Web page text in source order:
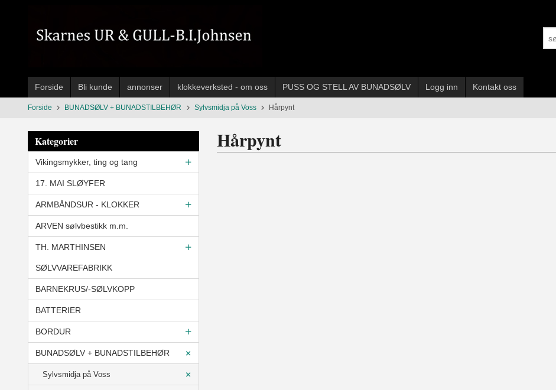
innholdet
Forside Bli kunde annonser klokkeverksted - om oss PUSS OG STELL AV BUNADSØLV Logg inn Kontakt oss
Forside BUNADSØLV + BUNADSTILBEHØR Sylvsmidja på Voss Hårpynt
Kategorier
Vikingsmykker, ting og tang
17. MAI SLØYFER
ARMBÅNDSUR - KLOKKER
ARVEN sølvbestikk m.m.
TH. MARTHINSEN
SØLVVAREFABRIKK
BARNEKRUS/-SØLVKOPP
BATTERIER
BORDUR
BUNADSØLV + BUNADSTILBEHØR
Sylvsmidja på Voss
Hårpynt